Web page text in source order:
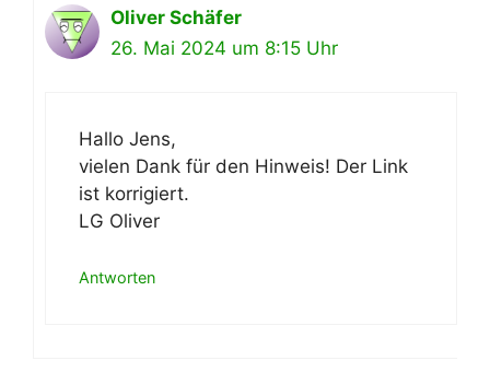
Oliver Schäfer
26. Mai 2024 um 8:15 Uhr
Hallo Jens,
vielen Dank für den Hinweis! Der Link
ist korrigiert.
LG Oliver
Antworten